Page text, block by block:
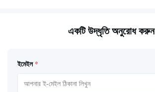
একটি উদ্ধৃতি অনুরোধ করুন
ইমেইল *